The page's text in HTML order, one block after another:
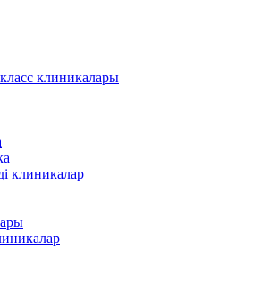
клиникалары
клиникалар